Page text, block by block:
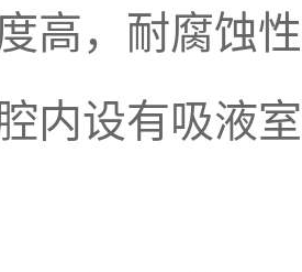
高，耐腐蚀
内设有吸液